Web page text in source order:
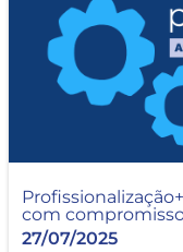
com
27/07/2025